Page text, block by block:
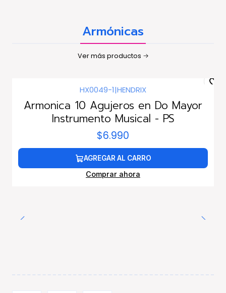
Armónicas
Ver más productos
HX0049-1|HENDRIX
Armonica 10 Agujeros en Do Mayor
Instrumento Musical - PS
$6.990
AGREGAR AL CARRO
Comprar ahora